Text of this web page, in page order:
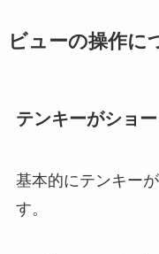
ビューの操作に
テンキーがショ
基本的にテンキー
す。